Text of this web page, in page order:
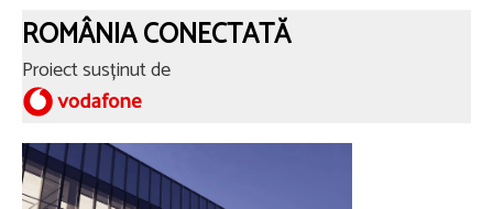
ROMÂNIA CONECTATĂ
Proiect susținut de